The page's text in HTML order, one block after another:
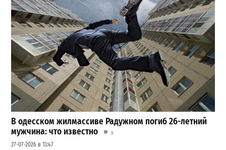
В одесском жилмассиве Радужном погиб 26-летний
мужчина: что известно
3
27-07-2026 в 13:47